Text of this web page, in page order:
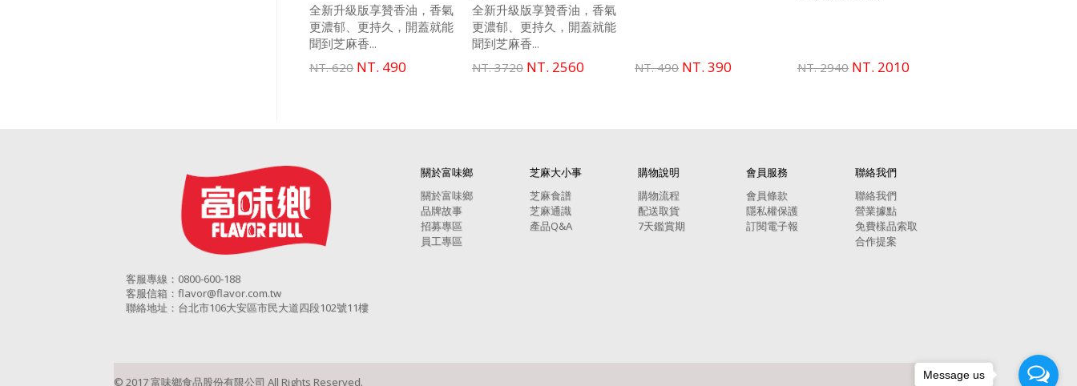
全新升級版享贊香油，香氣
更濃郁、更持久，開蓋就能
聞到芝麻香...
NT. 620 NT. 490
全新升級版享贊香油，香氣
更濃郁、更持久，開蓋就能
聞到芝麻香...
NT. 3720 NT. 2560 NT. 490 NT. 390 NT. 2940 NT. 2010
客服專線：0800-600-188
客服信箱：flavor@flavor.com.tw
聯絡地址：台北市106大安區市民大道四段102號11樓
關於富味鄉
關於富味鄉
品牌故事
招募專區
員工專區
芝麻大小事
芝麻食譜
芝麻通識
產品Q&A
購物說明
購物流程
配送取貨
7天鑑賞期
會員服務
會員條款
隱私權保護
訂閱電子報
聯絡我們
聯絡我們
營業據點
免費樣品索取
合作提案
© 2017 富味鄉食品股份有限公司 All Rights Reserved.
Message us